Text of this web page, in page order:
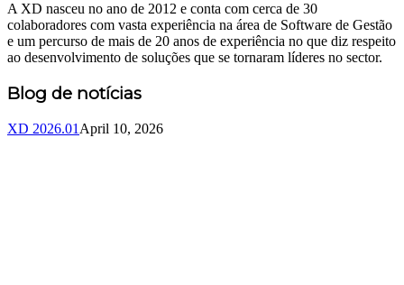
A XD nasceu no ano de 2012 e conta com cerca de 30
colaboradores com vasta experiência na área de Software de Gestão
e um percurso de mais de 20 anos de experiência no que diz respeito
ao desenvolvimento de soluções que se tornaram líderes no sector.
Blog de notícias
XD 2026.01 April 10, 2026